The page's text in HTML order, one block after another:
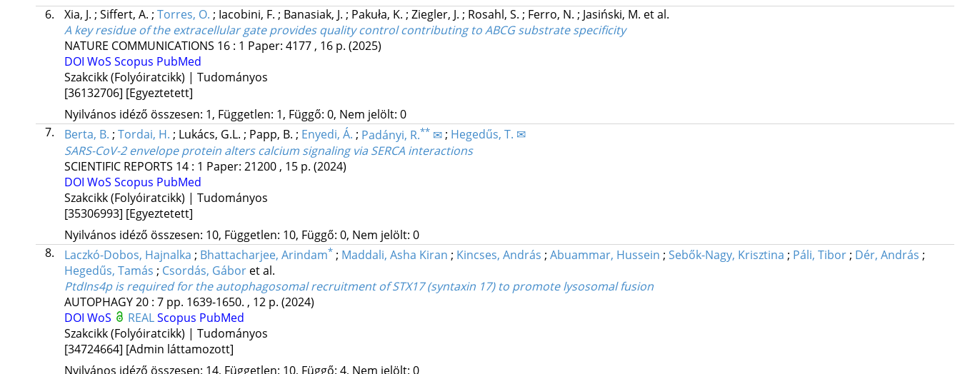
6.
Xia, J. ; Siffert, A. ; Torres, O. ; Iacobini, F. ; Banasiak, J. ; Pakuła, K. ; Ziegler, J. ; Rosahl, S. ; Ferro, N. ; Jasiński, M. et al.
A key residue of the extracellular gate provides quality control contributing to ABCG substrate specificity
NATURE COMMUNICATIONS 16: 1 Paper: 4177 , 16 p. (2025)
DOI WoS Scopus PubMed
Szakcikk (Folyóiratcikk) | Tudományos
[36132706] [Egyeztetett]
Nyilvános idéző összesen: 1, Független: 1, Függő: 0, Nem jelölt: 0
7.
Berta, B. ; Tordai, H. ; Lukács, G.L. ; Papp, B. ; Enyedi, Á. ; Padányi, R.**✉; Hegedűs, T. ✉
SARS-CoV-2 envelope protein alters calcium signaling via SERCA interactions
SCIENTIFIC REPORTS 14: 1 Paper: 21200 , 15 p. (2024)
DOI WoS Scopus PubMed
Szakcikk (Folyóiratcikk) | Tudományos
[35306993] [Egyeztetett]
Nyilvános idéző összesen: 10, Független: 10, Függő: 0, Nem jelölt: 0
8.
Laczkó-Dobos, Hajnalka ; Bhattacharjee, Arindam* ; Maddali, Asha Kiran ; Kincses, András ; Abuammar, Hussein ; Sebők-Nagy, Krisztina ; Páli, Tibor ; Dér, András ;
Hegedűs, Tamás ; Csordás, Gábor et al.
PtdIns4p is required for the autophagosomal recruitment of STX17 (syntaxin 17) to promote lysosomal fusion
AUTOPHAGY20: 7 pp. 1639-1650. , 12 p. (2024)
DOI WoS REALScopus PubMed
Szakcikk (Folyóiratcikk) | Tudományos
[34724664] [Admin láttamozott]
Nyilvános idéző összesen: 14, Független: 10, Függő: 4, Nem jelölt: 0